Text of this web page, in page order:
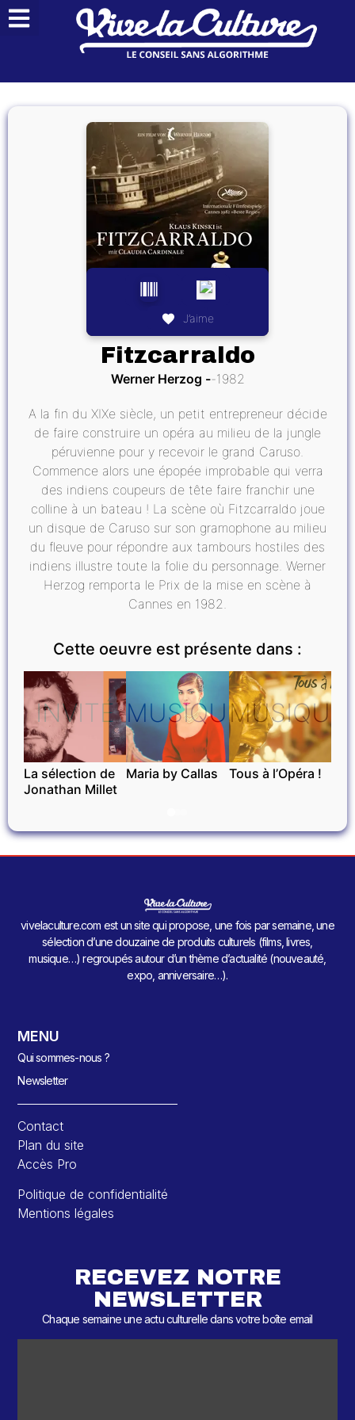
J’aime
Fitzcarraldo
Werner Herzog 1982
A la fin du XIXe siècle, un petit entrepreneur décide
de faire construire un opéra au milieu de la jungle
péruvienne pour y recevoir le grand Caruso.
Commence alors une épopée improbable qui verra
des indiens coupeurs de tête faire franchir une
colline à un bateau ! La scène où Fitzcarraldo joue
un disque de Caruso sur son gramophone au milieu
du fleuve pour répondre aux tambours hostiles des
indiens illustre toute la folie du personnage. Werner
Herzog remporta le Prix de la mise en scène à
Cannes en 1982.
Cette oeuvre est présente dans :
INVITÉ
La sélection de
Jonathan Millet
MUSIQUE
Maria by Callas
MUSIQUE
Tous à l’Opéra !
vivelaculture.com est un site qui propose, une fois par semaine, une
sélection d’une douzaine de produits culturels (films, livres,
musique…) regroupés autour d’un thème d’actualité (nouveauté,
expo, anniversaire…).
MENU
Qui sommes-nous ?
Newsletter
Contact
Plan du site
Accès Pro
Politique de confidentialité
Mentions légales
RECEVEZ NOTRE
NEWSLETTER
Chaque semaine une actu culturelle dans votre boîte email